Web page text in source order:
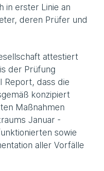
in erster Linie an
deren Prüfer und
attestiert
der Prüfung
Report, dass die
konzipiert
Maßnahmen
Januar -
sowie
aller Vorfälle